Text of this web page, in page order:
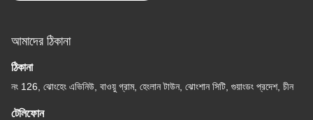
আমাদের ঠিকানা
ঠিকানা
নং 126, ঝোংহেং এভিনিউ, বাওয়ু গ্রাম, হেংলান টাউন, ঝোংশান সিটি, গুয়াংডং প্রদেশ, চীন
টেলিফোন